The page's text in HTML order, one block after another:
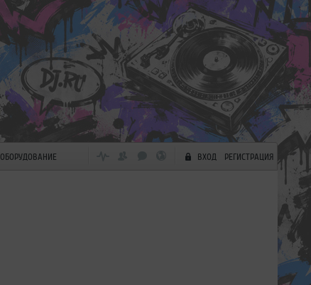
ОБОРУДОВАНИЕ ВХОД РЕГИСТРАЦИЯ